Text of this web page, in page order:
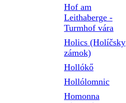
Hof am
Leithaberge -
Turmhof vára
Holics (Holíčsky
zámok)
Hollókő
Hollólomnic
Homonna